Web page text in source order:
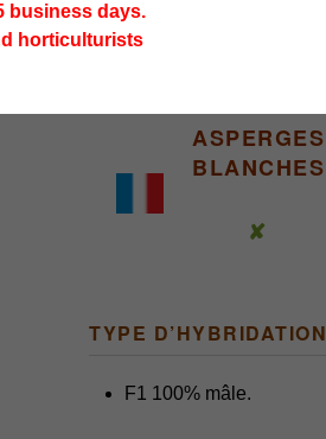
ASPERGES
BLANCHES
✘
TYPE D’HYBRIDATION
F1 100% mâle.
business days.
horticulturists